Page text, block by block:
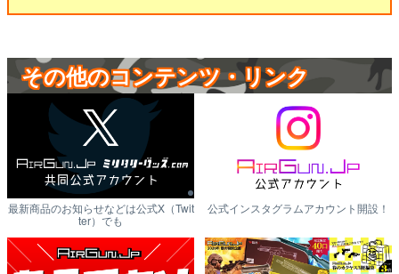
その他のコンテンツ・リンク
最新商品のお知らせなどは公式X（Twit
ter）でも
公式インスタグラムアカウント開設！